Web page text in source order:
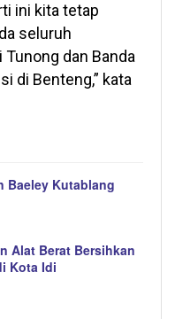
ini kita tetap
seluruh
dan Banda
di Benteng,” kata
Baeley Kutablang
Alat Berat Bersihkan
Kota Idi